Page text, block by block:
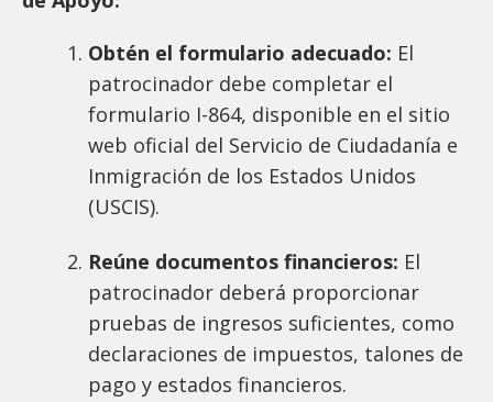
Obtén el formulario adecuado: El
patrocinador debe completar el
formulario I-864, disponible en el sitio
web oficial del Servicio de Ciudadanía e
Inmigración de los Estados Unidos
(USCIS).
Reúne documentos financieros: El
patrocinador deberá proporcionar
pruebas de ingresos suficientes, como
declaraciones de impuestos, talones de
pago y estados financieros.